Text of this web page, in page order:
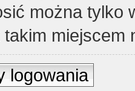
można tylko
miejscem
logowania